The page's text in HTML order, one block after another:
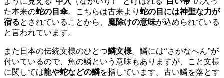
た本来の蛇の目傘。こちらは古来より 蛇の目には神聖な力が
宿るとされていることから、 魔除けの意味が込められている
と言われています。
また日本の伝統文様のひとつ鱗文様。鱗には“さかなへん”が
付いているので、魚の鱗という意味もありますが、こと文様
に関しては龍や蛇などの鱗を指しています。古い鱗を落とす